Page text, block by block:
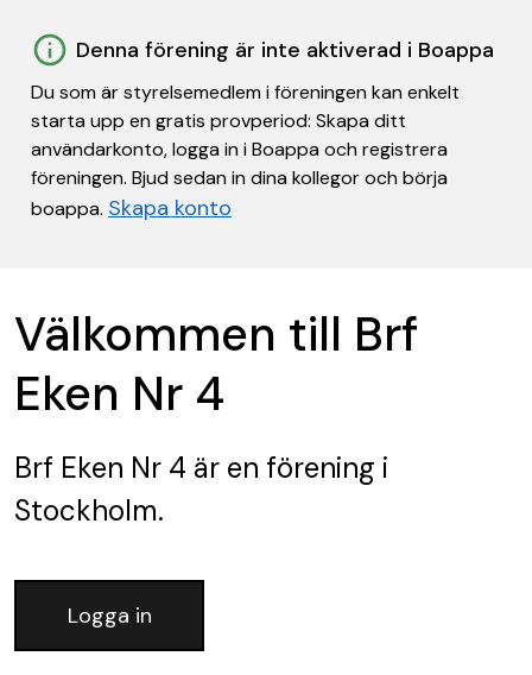
Denna förening är inte aktiverad i Boappa
Du som är styrelsemedlem i föreningen kan enkelt
starta upp en gratis provperiod: Skapa ditt
användarkonto, logga in i Boappa och registrera
föreningen. Bjud sedan in dina kollegor och börja
boappa. Skapa konto
Välkommen till Brf
Eken Nr 4
Brf Eken Nr 4 är en förening i
Stockholm.
Logga in